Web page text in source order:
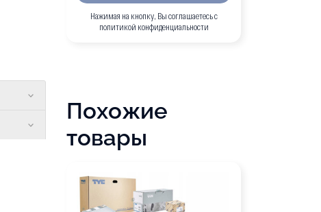
Нажимая на кнопку, Вы соглашаетесь с
политикой конфиденциальности
Похожие
товары